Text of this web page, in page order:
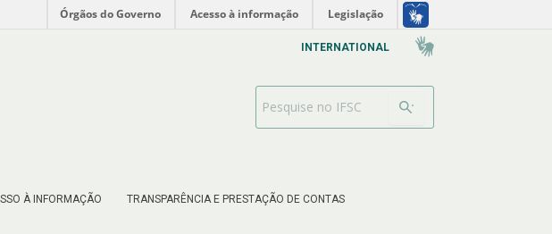
Órgãos do Governo Acesso à informação Legislação
À INFORMAÇÃO TRANSPARÊNCIA E PRESTAÇÃO DE CONTAS
INTERNATIONAL
Barra de busca